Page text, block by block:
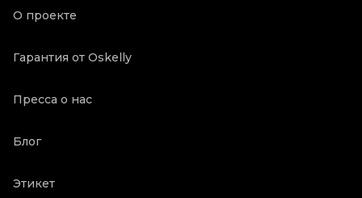
О проекте
Гарантия от Oskelly
Пресса о нас
Блог
Этикет